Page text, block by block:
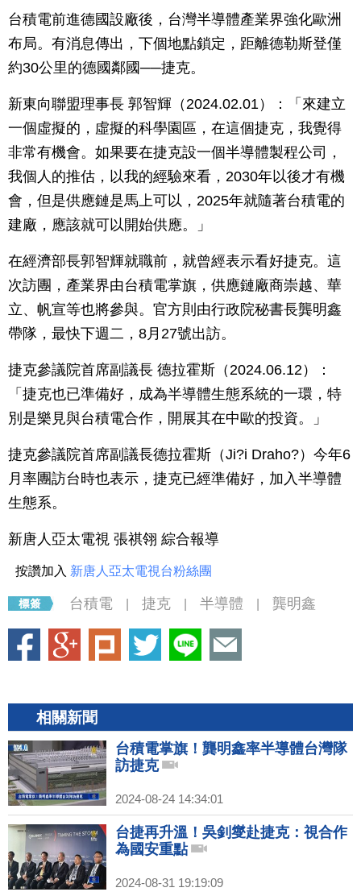
台積電前進德國設廠後，台灣半導體產業界強化歐洲
布局。有消息傳出，下個地點鎖定，距離德勒斯登僅
約30公里的德國鄰國──捷克。
新東向聯盟理事長 郭智輝（2024.02.01）：「來建立
一個虛擬的，虛擬的科學園區，在這個捷克，我覺得
非常有機會。如果要在捷克設一個半導體製程公司，
我個人的推估，以我的經驗來看，2030年以後才有機
會，但是供應鏈是馬上可以，2025年就隨著台積電的
建廠，應該就可以開始供應。」
在經濟部長郭智輝就職前，就曾經表示看好捷克。這
次訪團，產業界由台積電掌旗，供應鏈廠商崇越、華
立、帆宣等也將參與。官方則由行政院秘書長龔明鑫
帶隊，最快下週二，8月27號出訪。
捷克參議院首席副議長 德拉霍斯（2024.06.12）：
「捷克也已準備好，成為半導體生態系統的一環，特
別是樂見與台積電合作，開展其在中歐的投資。」
捷克參議院首席副議長德拉霍斯（Ji?i Draho?）今年6
月率團訪台時也表示，捷克已經準備好，加入半導體
生態系。
新唐人亞太電視 張祺翎 綜合報導
按讚加入 新唐人亞太電視台粉絲團
台積電 捷克 半導體 龔明鑫
相關新聞
台積電掌旗！龔明鑫率半導體台灣隊
訪捷克
2024-08-24 14:34:01
台捷再升溫！吳釗燮赴捷克：視合作
為國安重點
2024-08-31 19:19:09